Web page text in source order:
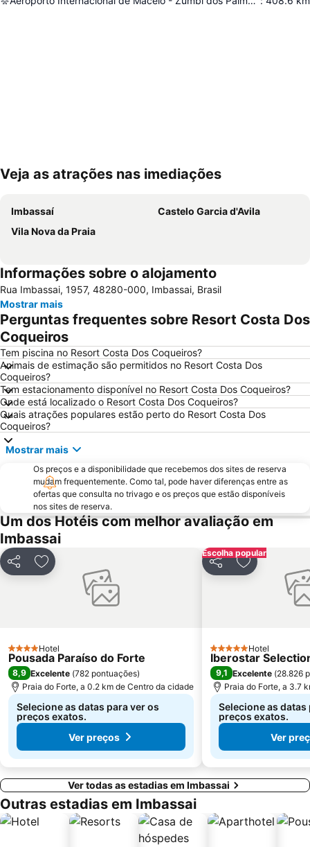
Ampliar mapa
Veja as atrações nas imediações
Imbassaí
Castelo Garcia d'Avila
Vila Nova da Praia
Informações sobre o alojamento
Rua Imbassai, 1957, 48280-000, Imbassai, Brasil
Mostrar mais
Perguntas frequentes sobre Resort Costa Dos
Coqueiros
Tem piscina no Resort Costa Dos Coqueiros?
Animais de estimação são permitidos no Resort Costa Dos
Coqueiros?
Tem estacionamento disponível no Resort Costa Dos Coqueiros?
Onde está localizado o Resort Costa Dos Coqueiros?
Quais atrações populares estão perto do Resort Costa Dos
Coqueiros?
Mostrar mais
Os preços e a disponibilidade que recebemos dos sites de reserva
mudam frequentemente. Como tal, pode haver diferenças entre as
ofertas que consulta no trivago e os preços que estão disponíveis
nos sites de reserva.
Um dos Hotéis com melhor avaliação em
Imbassai
PartilharAdicionar aos favoritos
4 Estrelas
Hotel
Pousada Paraíso do Forte
8,9 Excelente (782 pontuações)
Praia do Forte, a 0.2 km de Centro da cidade
Selecione as datas para ver os
preços exatos.
Ver preços
Escolha popular
PartilharAdicionar
5 EstrelasHotel
Iberostar
9,1 Excelente (28.826
Praia do Forte, a 3.7
Selecione as datas
preços exatos.
Ver
Ver todas as estadias em Imbassai
Outras estadias em Imbassai